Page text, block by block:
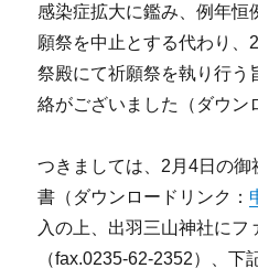
感染症拡大に鑑み、例年恒
願祭を中止とする代わり、
祭殿にて祈願祭を執り行う
絡がございました（ダウン
つきましては、2月4日の
書（ダウンロードリンク：
入の上、出羽三山神社にフ
（fax.0235-62-2352）、下